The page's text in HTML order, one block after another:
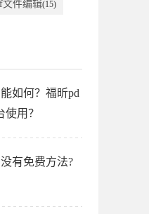
文件编辑(15)
如何？福昕pd
用？
有免费方法?